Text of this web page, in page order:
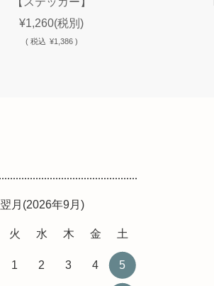
¥1,260(税別)
(税込 ¥1,386 )
翌月(2026年9月)
火 水 木 金 土
1 2 3 4 5